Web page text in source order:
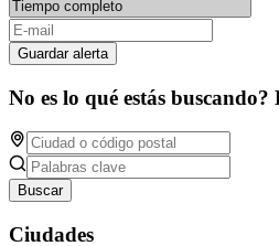
Guardar alerta
No es lo qué estás
Buscar
Ciudades